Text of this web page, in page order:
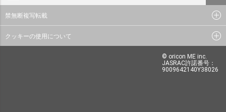
禁無断複写転載
クッキーの使用について
© oricon ME inc.
JASRAC許諾番号：
9009642140Y38026